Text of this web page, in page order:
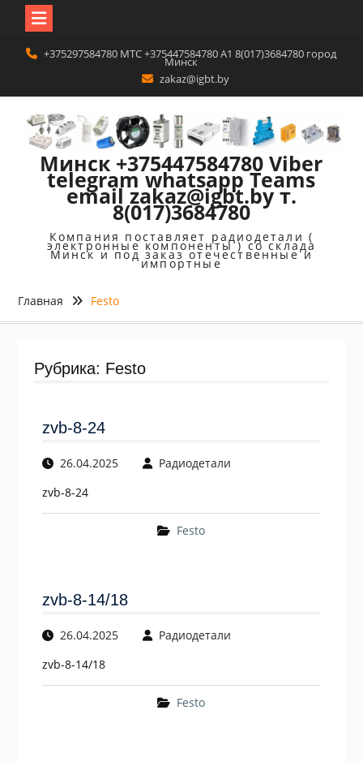
Перейти
+375297584780 MTC +375447584780 A1 8(017)3684780 город
Минск
zakaz@igbt.by
Минск +375447584780 Viber
telegram whatsapp Teams
email zakaz@igbt.by т.
8(017)3684780
Компания поставляет радиодетали (
электронные компоненты ) со склада
Минск и под заказ отечественные и
импортные
Главная Festo
Рубрика: Festo
zvb-8-24
26.04.2025
Радиодетали
zvb-8-24
Festo
zvb-8-14/18
26.04.2025
Радиодетали
zvb-8-14/18
Festo